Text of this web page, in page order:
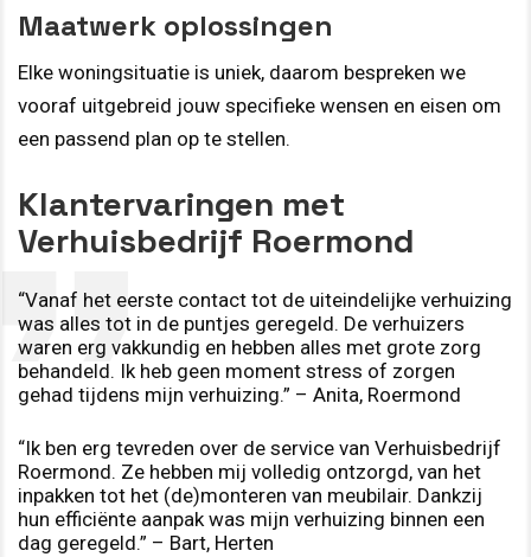
Maatwerk oplossingen
Elke woningsituatie is uniek, daarom bespreken we
vooraf uitgebreid jouw specifieke wensen en eisen om
een passend plan op te stellen.
Klantervaringen met
Verhuisbedrijf Roermond
“Vanaf het eerste contact tot de uiteindelijke verhuizing
was alles tot in de puntjes geregeld. De verhuizers
waren erg vakkundig en hebben alles met grote zorg
behandeld. Ik heb geen moment stress of zorgen
gehad tijdens mijn verhuizing.” – Anita, Roermond
“Ik ben erg tevreden over de service van Verhuisbedrijf
Roermond. Ze hebben mij volledig ontzorgd, van het
inpakken tot het (de)monteren van meubilair. Dankzij
hun efficiënte aanpak was mijn verhuizing binnen een
dag geregeld.” – Bart, Herten